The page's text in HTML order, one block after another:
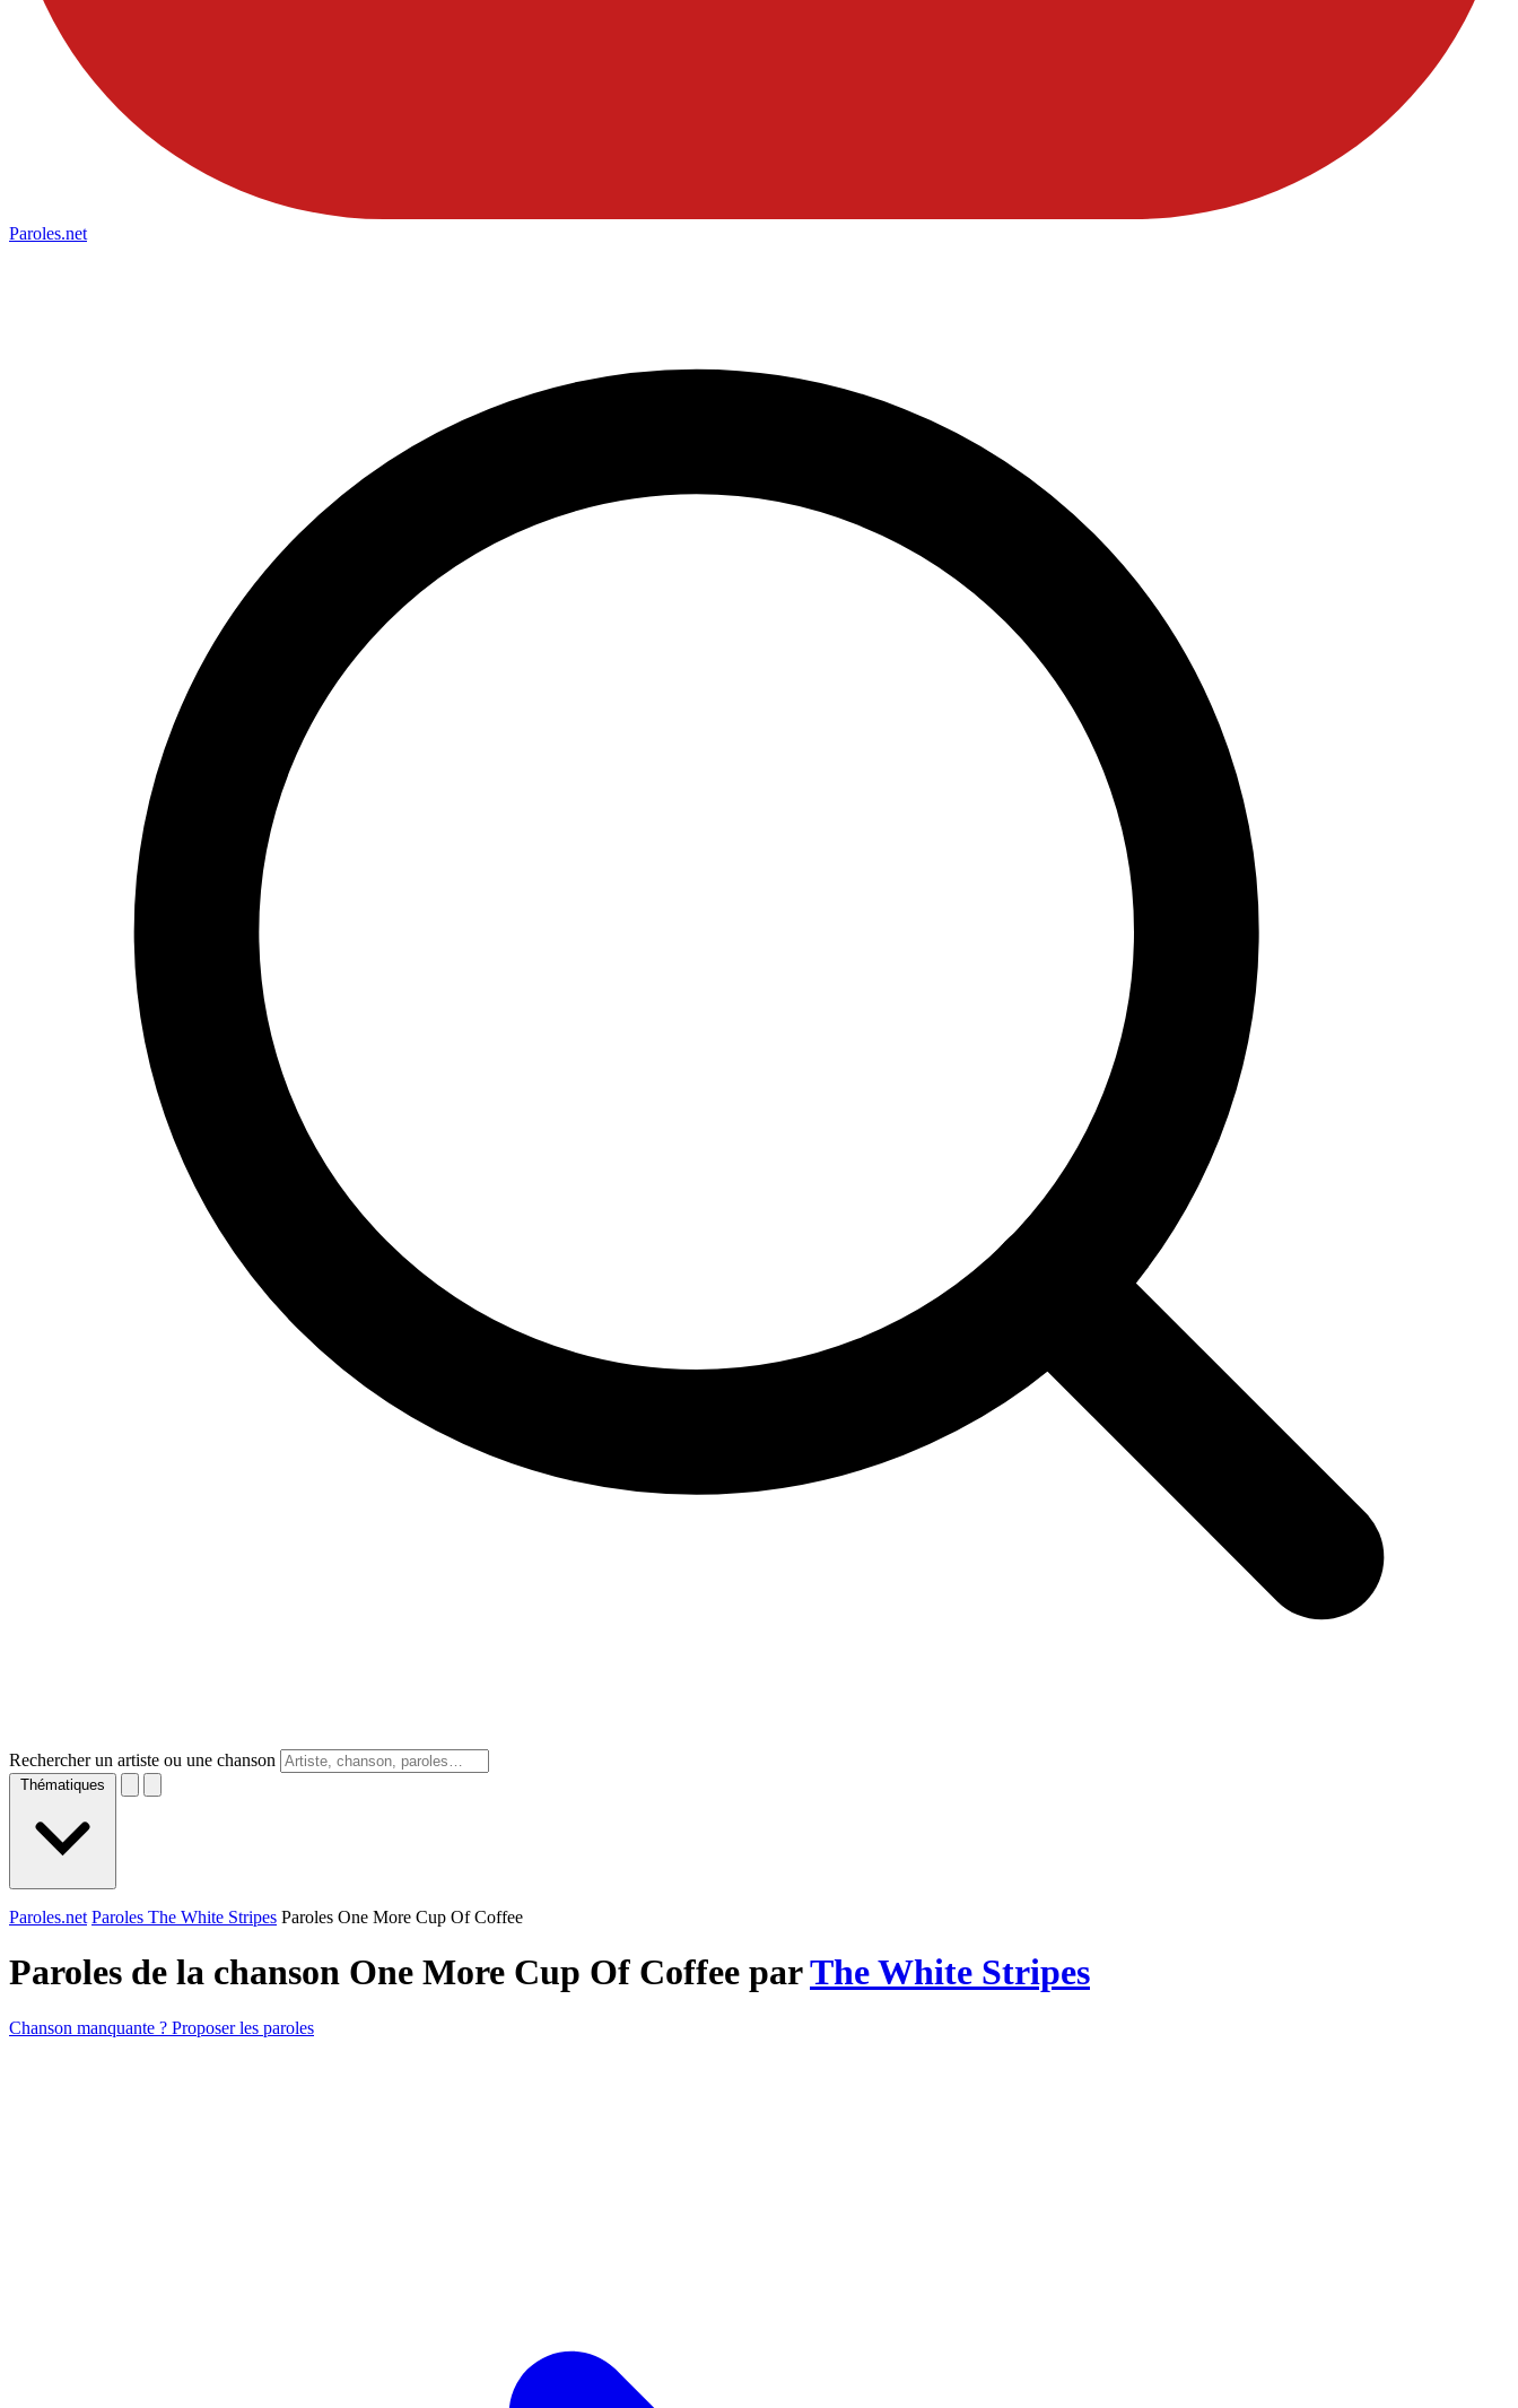
Paroles.net
Rechercher un artiste ou une chanson
Thématiques
Paroles.net Paroles The White Stripes Paroles One More Cup Of Coffee
Paroles de la chanson One More Cup Of Coffee parThe White Stripes
Chanson manquante ? Proposer les paroles